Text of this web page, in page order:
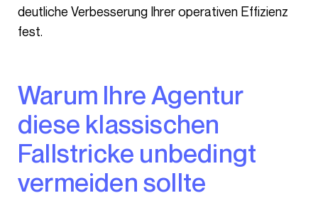
deutliche Verbesserung Ihrer operativen Effizienz
fest.
Warum Ihre Agentur
diese klassischen
Fallstricke unbedingt
vermeiden sollte